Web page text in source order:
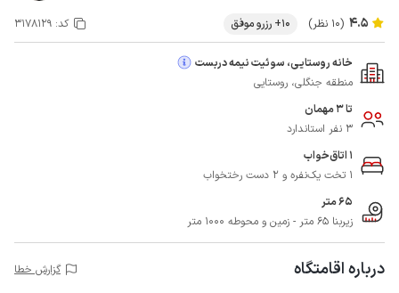
4.5 (10 نظر) 10+ رزرو موفق کد: 3178129
خانه روستایی، سوئیت نیمه دربست
منطقه جنگلی، روستایی
تا 3 مهمان
3 نفر استاندارد
1 اتاق‌خواب
1 تخت یک‌نفره و 2 دست رختخواب
65 متر
زیربنا 65 متر - زمین و محوطه 1000 متر
درباره اقامتگاه گزارش خطا